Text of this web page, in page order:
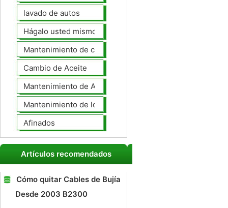
lavado de autos
Hágalo usted mismo Mantenimiento de Automotores
Mantenimiento de coches General
Cambio de Aceite
Mantenimiento de Automotores Profesional
Mantenimiento de los neumáticos
Afinados
Artículos recomendados
Cómo quitar Cables de Bujía
Desde 2003 B2300